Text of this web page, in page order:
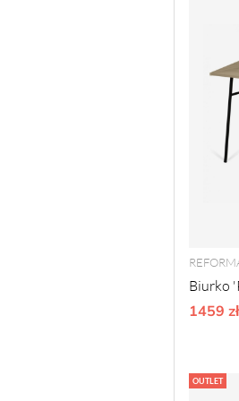
Biurko
1459 zł
OUTLET